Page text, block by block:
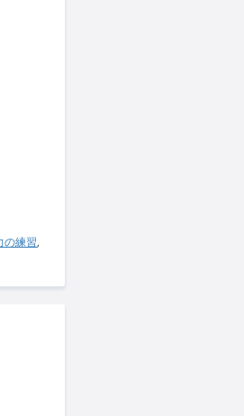
の練習,